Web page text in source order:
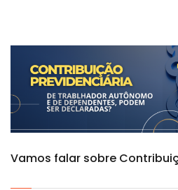
Vamos falar sobre